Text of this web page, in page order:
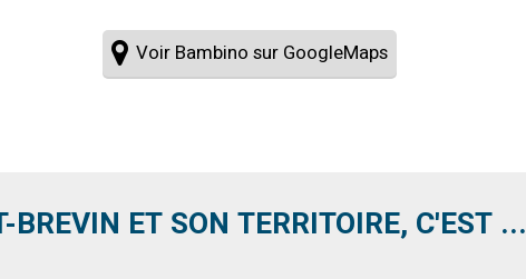
Voir Bambino sur GoogleMaps
BREVIN ET SON TERRITOIRE, C'EST ...